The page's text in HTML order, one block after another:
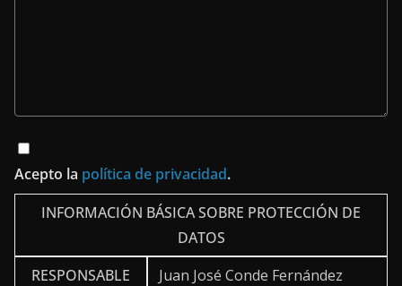
Acepto la política de privacidad.
INFORMACIÓN BÁSICA SOBRE PROTECCIÓN DE
DATOS
RESPONSABLE
Juan José Conde Fernández